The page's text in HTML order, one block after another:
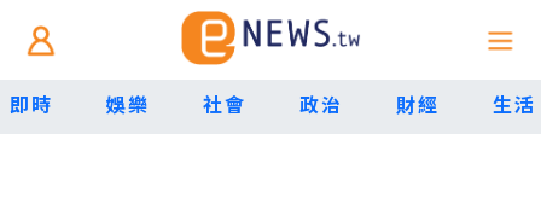
即時 娛樂 社會 政治 財經 生活